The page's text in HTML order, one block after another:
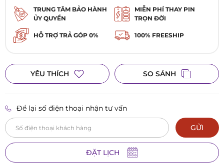
TRUNG TÂM BẢO HÀNH
ỦY QUYỀN
MIỄN PHÍ THAY PIN
TRỌN ĐỜI
HỖ TRỢ TRẢ GÓP 0% 100% FREESHIP
YÊU THÍCH SO SÁNH
Để lại số điện thoại nhận tư vấn
GỬI
ĐẶT LỊCH